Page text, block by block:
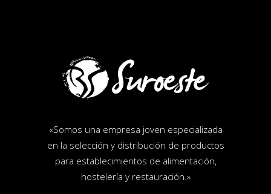
«Somos una empresa joven especializada
en la selección y distribución de productos
para establecimientos de alimentación,
hostelería y restauración.»